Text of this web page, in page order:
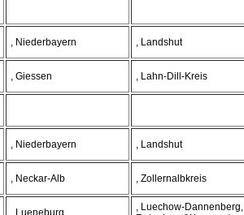
, Niederbayern , Landshut
, Giessen , Lahn-Dill-Kreis
, Niederbayern , Landshut
, Neckar-Alb , Zollernalbkreis
, Lueneburg
, Luechow-Dannenberg,